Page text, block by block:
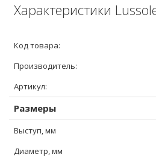
Характеристики
Код товара:
Производитель:
Артикул:
Размеры
Выступ, мм
Диаметр, мм